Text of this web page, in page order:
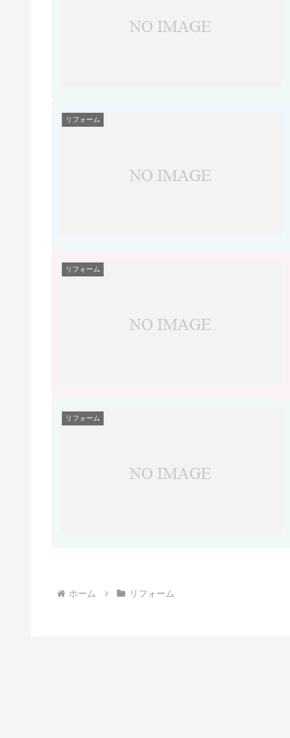
リフォーム
リフォーム
リフォーム
ホーム リフォーム